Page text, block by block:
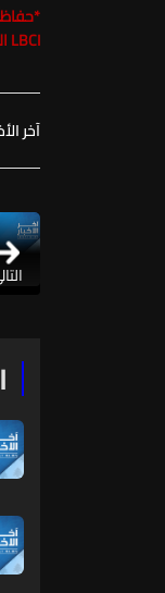
*
LBCI الالكتروني وارفاقه برابط الخبر Hyperlink تحت طائلة الملاحقة القانونية
آخر